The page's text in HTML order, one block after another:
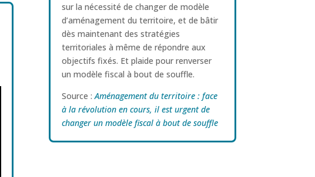
sur la nécessité de changer de modèle
d’aménagement du territoire, et de bâtir
dès maintenant des stratégies
territoriales à même de répondre aux
objectifs fixés. Et plaide pour renverser
un modèle fiscal à bout de souffle.
Source :Aménagement du territoire : face
à la révolution en cours, il est urgent de
changer un modèle fiscal à bout de souffle